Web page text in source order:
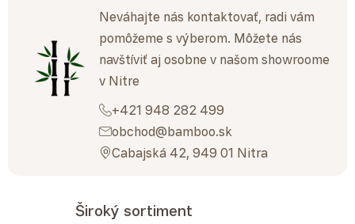
Neváhajte nás kontaktovať, radi vám
pomôžeme s výberom. Môžete nás
navštíviť aj osobne v našom showroome
v Nitre
+421 948 282 499
obchod@bamboo.sk
Cabajská 42, 949 01 Nitra
Široký sortiment